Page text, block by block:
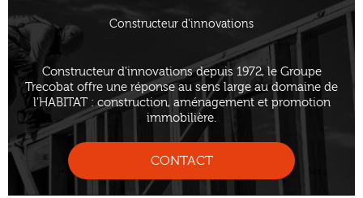
Constructeur d'innovations
Constructeur d'innovations depuis 1972, le Groupe
Trecobat offre une réponse au sens large au domaine de
l’HABITAT : construction, aménagement et promotion
immobilière.
CONTACT